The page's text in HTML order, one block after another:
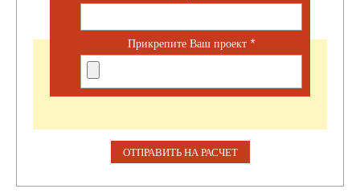
Прикрепите Ваш проект *